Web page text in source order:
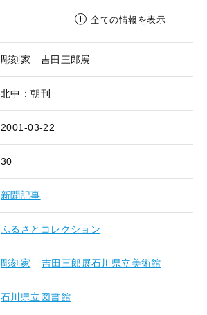
全ての情報を表示
彫刻家 吉田三郎展
北中：朝刊
2001-03-22
30
新聞記事
ふるさとコレクション
彫刻家 吉田三郎展石川県立美術館
石川県立図書館